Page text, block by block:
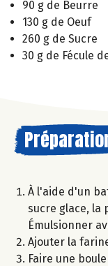
90 g de Beurre
130 g de Oeuf
260 g de Sucre
30 g de Fécule
À l'aide d'un
sucre glace, la
Émulsionner
Ajouter la
Faire une